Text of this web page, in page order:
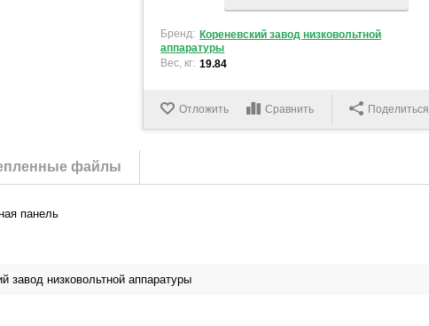
Бренд: Кореневский завод низковольтной
аппаратуры
Вес, кг: 19.84
Отложить Сравнить Поделиться
файлы
панель
завод низковольтной аппаратуры